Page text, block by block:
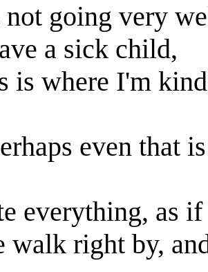
going very
a sick child,
is where I'm
even that
everything, as
walk right by,